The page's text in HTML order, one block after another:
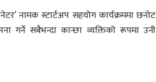
नामक स्टार्टअप सहयोग कार्यक्रममा छनोट
गर्ने सबैभन्दा कान्छा व्यक्तिको रूपमा उनी